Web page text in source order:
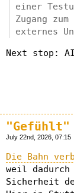
einer
Zugang
externes
Next stop:
"Gefühlt"
July 22nd, 2026, 07:15
Die Bahn
weil
Sicherheit